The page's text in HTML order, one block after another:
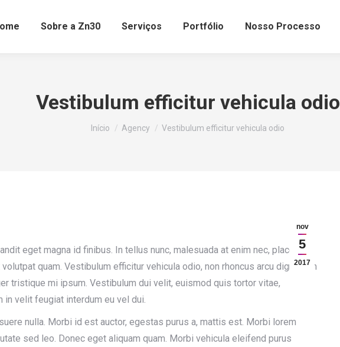
Sobre a Zn30 Serviços Portfólio Nosso Processo
Vestibulum efficitur vehicula odio
Você está aqui:
Início Agency Vestibulum efficitur vehicula odio
nov
5
2017
eget magna id finibus. In tellus nunc, malesuada at enim nec, placerat
quam. Vestibulum efficitur vehicula odio, non rhoncus arcu dignissim
tristique mi ipsum. Vestibulum dui velit, euismod quis tortor vitae,
velit feugiat interdum eu vel dui.
nulla. Morbi id est auctor, egestas purus a, mattis est. Morbi lorem
sed leo. Donec eget aliquam quam. Morbi vehicula eleifend purus